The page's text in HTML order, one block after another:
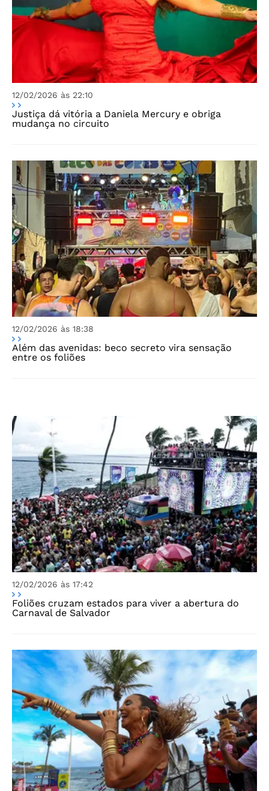
12/02/2026 às 22:10
Justiça dá vitória a Daniela Mercury e obriga
mudança no circuito
12/02/2026 às 18:38
Além das avenidas: beco secreto vira sensação
entre os foliões
12/02/2026 às 17:42
Foliões cruzam estados para viver a abertura do
Carnaval de Salvador